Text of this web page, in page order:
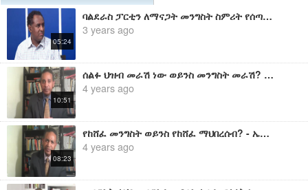
Mereja presents Ethiopian news, Ethiopian music, sports, arts, and
entertainment
05:24
ባልደራስ ፓርቲን ለማናጋት መንግስት ስምሪት የሰጣቸው ተከፋይ ካድሬዎች እነማን ናቸው? - ሀብታሙ አያሌው
3 years ago
10:51
ሰልፉ ህዝብ መራሽ ነው ወይንስ መንግስት መራሽ? - ኤርሚያስ ለገሰ
4 years ago
08:23
የከሸፈ መንግስት ወይንስ የከሸፈ ማህበረሰብ? - ኤርሚያስ ለገሰ
4 years ago